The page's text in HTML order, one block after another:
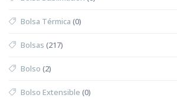
Bolsa Térmica (0)
Bolsas (217)
Bolso (2)
Bolso Extensible (0)